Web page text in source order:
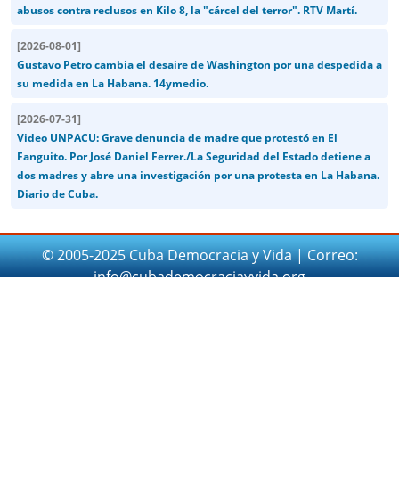
abusos contra reclusos en Kilo 8, la "cárcel del terror". RTV Martí.
[2026-08-01]
Gustavo Petro cambia el desaire de Washington por una despedida a
su medida en La Habana. 14ymedio.
[2026-07-31]
Video UNPACU: Grave denuncia de madre que protestó en El
Fanguito. Por José Daniel Ferrer./La Seguridad del Estado detiene a
dos madres y abre una investigación por una protesta en La Habana.
Diario de Cuba.
© 2005-2025 Cuba Democracia y Vida | Correo:
info@cubademocraciayvida.org